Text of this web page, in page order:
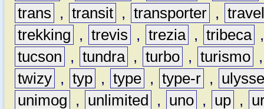
trans
, transit , transporter ,
trekking
, trevis , trezia , tribeca
tucson
, tundra , turbo , turismo
twizy , typ , type , type-r ,
unimog
, unlimited , uno , up ,